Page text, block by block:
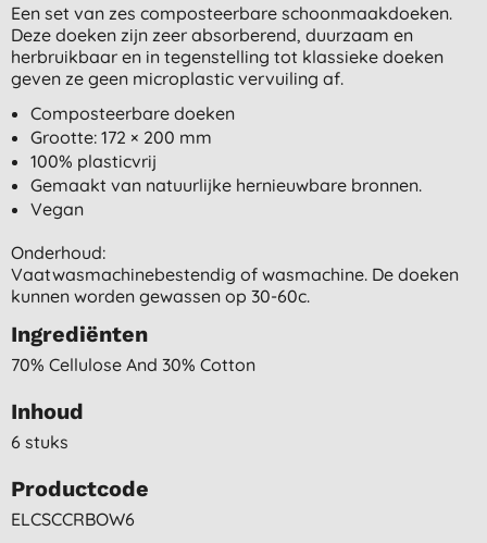
Een set van zes composteerbare schoonmaakdoeken.
Deze doeken zijn zeer absorberend, duurzaam en
herbruikbaar en in tegenstelling tot klassieke doeken
geven ze geen microplastic vervuiling af.
Composteerbare doeken
Grootte: 172 × 200 mm
100% plasticvrij
Gemaakt van natuurlijke hernieuwbare bronnen.
Vegan
Onderhoud:
Vaatwasmachinebestendig of wasmachine. De doeken
kunnen worden gewassen op 30-60c.
Ingrediënten
70% Cellulose And 30% Cotton
Inhoud
6 stuks
Productcode
ELCSCCRBOW6